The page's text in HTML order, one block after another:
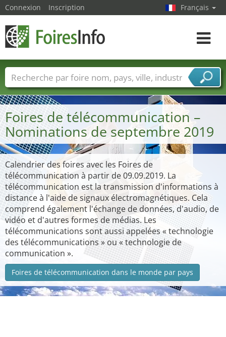
Foires de télécommunication –
Nominations de septembre 2019
Calendrier des foires avec les Foires de
télécommunication à partir de 09.09.2019. La
télécommunication est la transmission d'informations à
distance à l'aide de signaux électromagnétiques. Cela
comprend également l'échange de données, d'audio, de
vidéo et d'autres formes de médias. Les
télécommunications sont aussi appelées « technologie
des télécommunications » ou « technologie de
communication ».
Foires de télécommunication dans le monde par pays
Connexion Inscription Français
Toggle
Foire noms Pays Villes
Secteurs de foire
Secteurs du fournisseur de services